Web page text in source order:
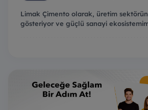
Limak Çimento olarak, üretim
gösteriyor ve güçlü sanayi